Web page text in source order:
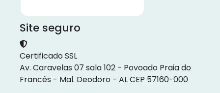
Site seguro
Certificado SSL
Av. Caravelas 07 sala 102 - Povoado Praia do
Francês - Mal. Deodoro - AL CEP 57160-000